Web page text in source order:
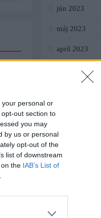
personal or
out section to
you may
by us or personal
opt-out of the
list of downstream
the IAB’s List of
jún 2023
máj 2023
apríl 2023
marec 2023
október 2022